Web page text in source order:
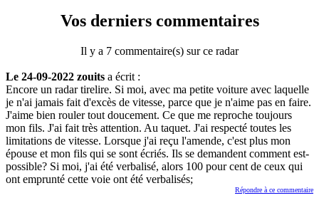
Vos derniers commentaires
Il y a 7 commentaire(s) sur ce radar
Le 24-09-2022 zouits a écrit :
Encore un radar tirelire. Si moi, avec ma petite voiture avec laquelle
je n'ai jamais fait d'excès de vitesse, parce que je n'aime pas en faire.
J'aime bien rouler tout doucement. Ce que me reproche toujours
mon fils. J'ai fait très attention. Au taquet. J'ai respecté toutes les
limitations de vitesse. Lorsque j'ai reçu l'amende, c'est plus mon
épouse et mon fils qui se sont écriés. Ils se demandent comment est-
possible? Si moi, j'ai été verbalisé, alors 100 pour cent de ceux qui
ont emprunté cette voie ont été verbalisés;
Répondre à ce commentaire